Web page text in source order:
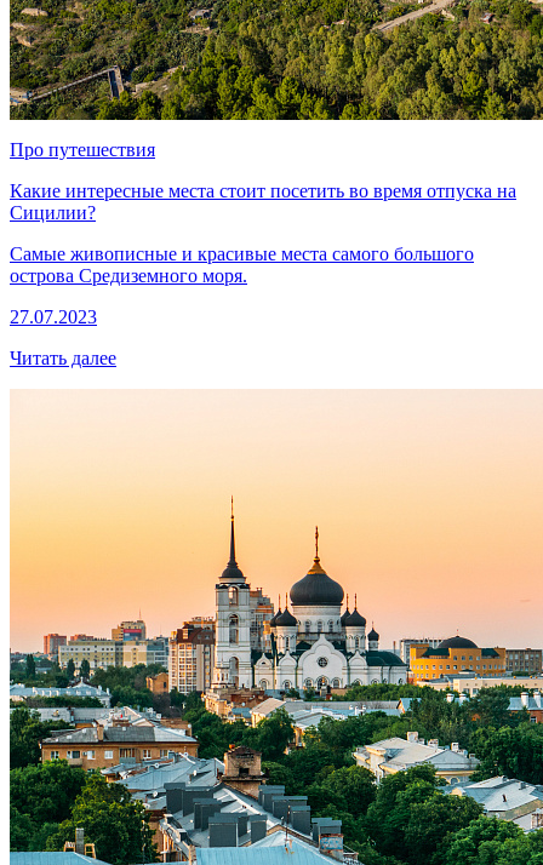
Про путешествия
Какие интересные места стоит посетить во время отпуска на
Сицилии?
Самые живописные и красивые места самого большого
острова Средиземного моря.
27.07.2023
Читать далее